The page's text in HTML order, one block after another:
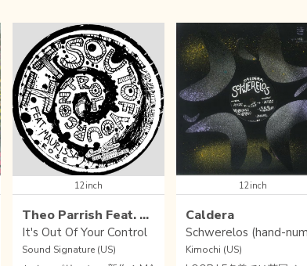
12inch
Theo Parrish Feat. Maurissa Rose
It's Out Of Your Control
Sound Signature (US)
12inch
Caldera
Kimochi (US)